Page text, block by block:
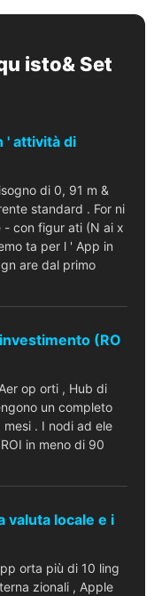
isto& Set
' attività di
di 0, 91 m &
standard . For ni
- con figur ati (N ai x
ta per l ' App in
are dal primo
(RO
op orti , Hub di
un completo
. I nodi ad ele
in meno di 90
valuta locale e i
orta più di 10 ling
zionali , Apple